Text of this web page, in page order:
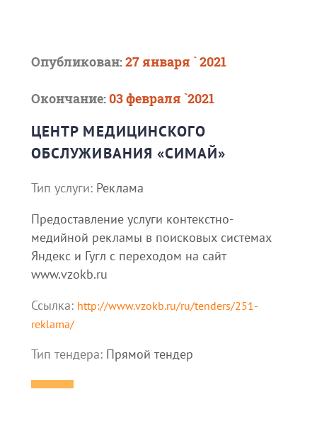
Опубликован:27 января ` 2021
Окончание:03 февраля `2021
ЦЕНТР МЕДИЦИНСКОГО
ОБСЛУЖИВАНИЯ «СИМАЙ»
Тип услуги: Реклама
Предоставление услуги контекстно-
медийной рекламы в поисковых системах
Яндекс и Гугл с переходом на сайт
www.vzokb.ru
Ссылка: http://www.vzokb.ru/ru/tenders/251-
reklama/
Тип тендера: Прямой тендер